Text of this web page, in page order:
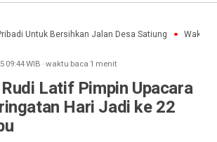
Untuk Bersihkan Jalan Desa Satiung Waket
09:44WIB ·waktu baca 1 menit
Latif Pimpin Upacara
Hari Jadi ke 22